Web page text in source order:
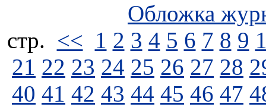
Обложка
стp. << 1 2 3 4 5 6 7 8 9
21 22 23 24 25 26 27 28
40 41 42 43 44 45 46 47